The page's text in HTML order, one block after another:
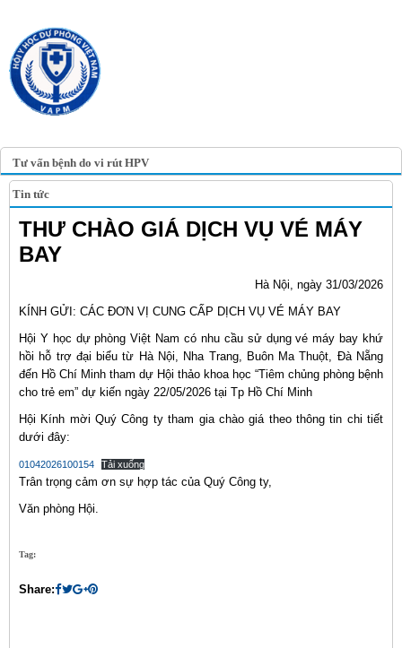
Tư vấn bệnh do vi rút HPV
Tin tức
THƯ CHÀO GIÁ DỊCH VỤ VÉ MÁY
BAY
Hà Nội, ngày 31/03/2026
KÍNH GỬI: CÁC ĐƠN VỊ CUNG CẤP DỊCH VỤ VÉ MÁY BAY
Hội Y học dự phòng Việt Nam có nhu cầu sử dụng vé máy bay khứ
hồi hỗ trợ đại biểu từ Hà Nội, Nha Trang, Buôn Ma Thuột, Đà Nẵng
đến Hồ Chí Minh tham dự Hội thảo khoa học “Tiêm chủng phòng bệnh
cho trẻ em” dự kiến ngày 22/05/2026 tại Tp Hồ Chí Minh
Hội Kính mời Quý Công ty tham gia chào giá theo thông tin chi tiết
dưới đây:
01042026100154 Tải xuống
Trân trọng cảm ơn sự hợp tác của Quý Công ty,
Văn phòng Hội.
Tag:
Share: